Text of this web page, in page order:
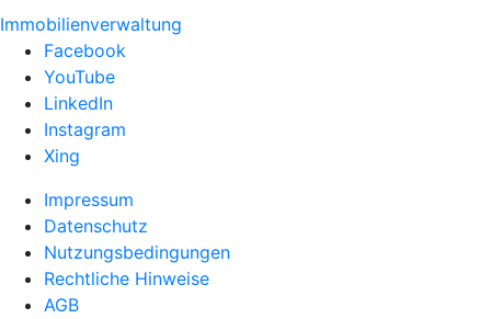
Immobilienverwaltung
Facebook
YouTube
LinkedIn
Instagram
Xing
Impressum
Datenschutz
Nutzungsbedingungen
Rechtliche Hinweise
AGB